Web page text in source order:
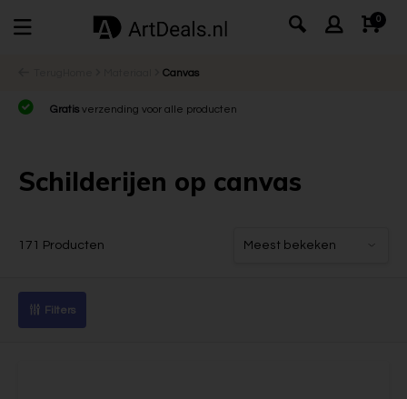
0
Canvas
Gratis verzending voor alle producten
Schilderijen op canvas
171 Producten
Filters